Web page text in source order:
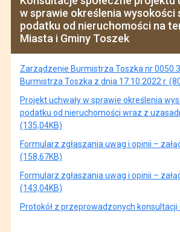
w sprawie określenia wysokości
podatku od nieruchomości na
Miasta i Gminy Toszek
Zarządzenie Burmistrza Toszka nr
Burmistrza Toszka z dnia 17.10.2022 r.
Projekt uchwały w sprawie określenia
podatku od nieruchomości wraz z
(135,04KB)
Formularz zgłaszania uwag i opinii –
(158,67KB)
Formularz zgłaszania uwag i opinii –
(143,04KB)
Protokół z przeprowadzonych konsultacji